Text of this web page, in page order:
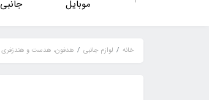
موبایل
جانبی
خانه لوازم جانبی هدفون، هدست و هندزفری